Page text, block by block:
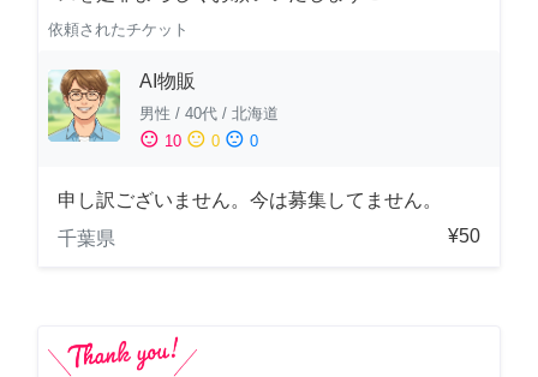
依頼されたチケット
AI物販
男性 / 40代 / 北海道
sentiment_satisfied 10 sentiment_neutral 0 sentiment_dissatisfied 0
申し訳ございません。今は募集してません。
千葉県
¥50